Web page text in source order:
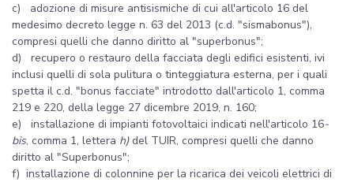
c) adozione di misure antisismiche di cui all'articolo 16 del
medesimo decreto legge n. 63 del 2013 (c.d. "sismabonus"),
compresi quelli che danno diritto al "superbonus";
d) recupero o restauro della facciata degli edifici esistenti, ivi
inclusi quelli di sola pulitura o tinteggiatura esterna, per i quali
spetta il c.d. "bonus facciate" introdotto dall'articolo 1, comma
219 e 220, della legge 27 dicembre 2019, n. 160;
e) installazione di impianti fotovoltaici indicati nell'articolo 16-
bis, comma 1, lettera h)del TUIR, compresi quelli che danno
diritto al "Superbonus";
f) installazione di colonnine per la ricarica dei veicoli elettrici di